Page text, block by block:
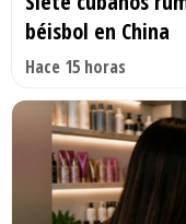
béisbol en China
Hace 15 horas